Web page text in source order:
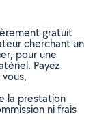
gratuit
cherchant un
pour une
Payez
la prestation
ni frais